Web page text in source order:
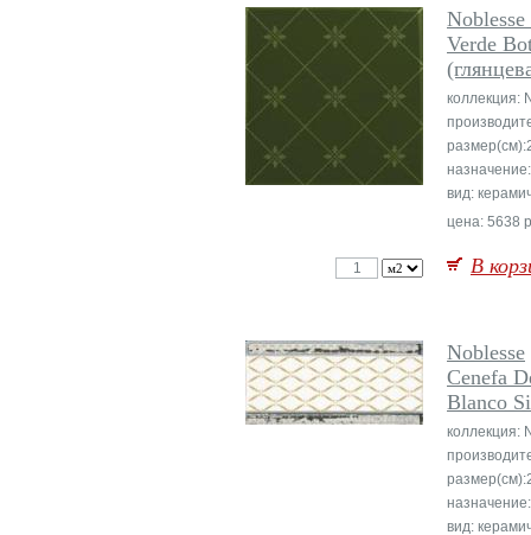
Verde
коллекция:
вид:
цена: 5638
В
Noblesse
Cenefa
Blanco
коллекция:
вид: